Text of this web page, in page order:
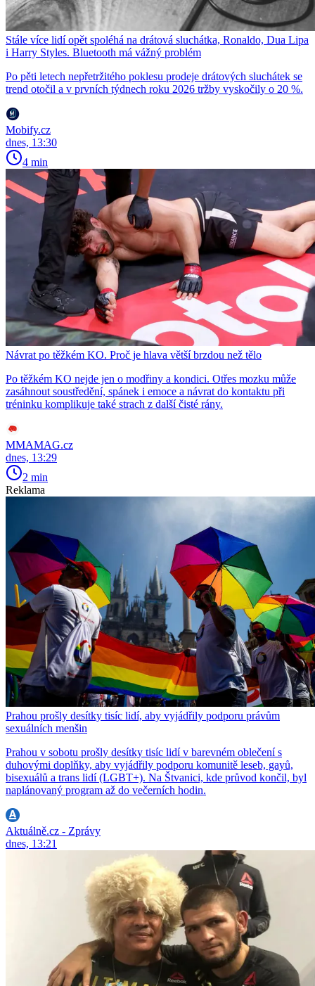
Stále více lidí opět spoléhá na drátová sluchátka, Ronaldo, Dua Lipa
i Harry Styles. Bluetooth má vážný problém
Po pěti letech nepřetržitého poklesu prodeje drátových sluchátek se
trend otočil a v prvních týdnech roku 2026 tržby vyskočily o 20 %.
Mobify.cz
dnes, 13:30
4 min
Návrat po těžkém KO. Proč je hlava větší brzdou než tělo
Po těžkém KO nejde jen o modřiny a kondici. Otřes mozku může
zasáhnout soustředění, spánek i emoce a návrat do kontaktu při
tréninku komplikuje také strach z další čisté rány.
MMAMAG.cz
dnes, 13:29
2 min
Reklama
Prahou prošly desítky tisíc lidí, aby vyjádřily podporu právům
sexuálních menšin
Prahou v sobotu prošly desítky tisíc lidí v barevném oblečení s
duhovými doplňky, aby vyjádřily podporu komunitě leseb, gayů,
bisexuálů a trans lidí (LGBT+). Na Štvanici, kde průvod končil, byl
naplánovaný program až do večerních hodin.
Aktuálně.cz - Zprávy
dnes, 13:21